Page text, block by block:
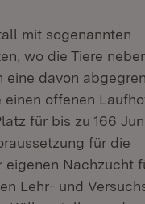
mit sogenannten
wo die Tiere
eine davon
offenen
für bis zu 166
für die
eigenen Nachzucht
Lehr- und